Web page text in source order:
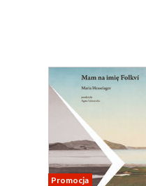
Promocja